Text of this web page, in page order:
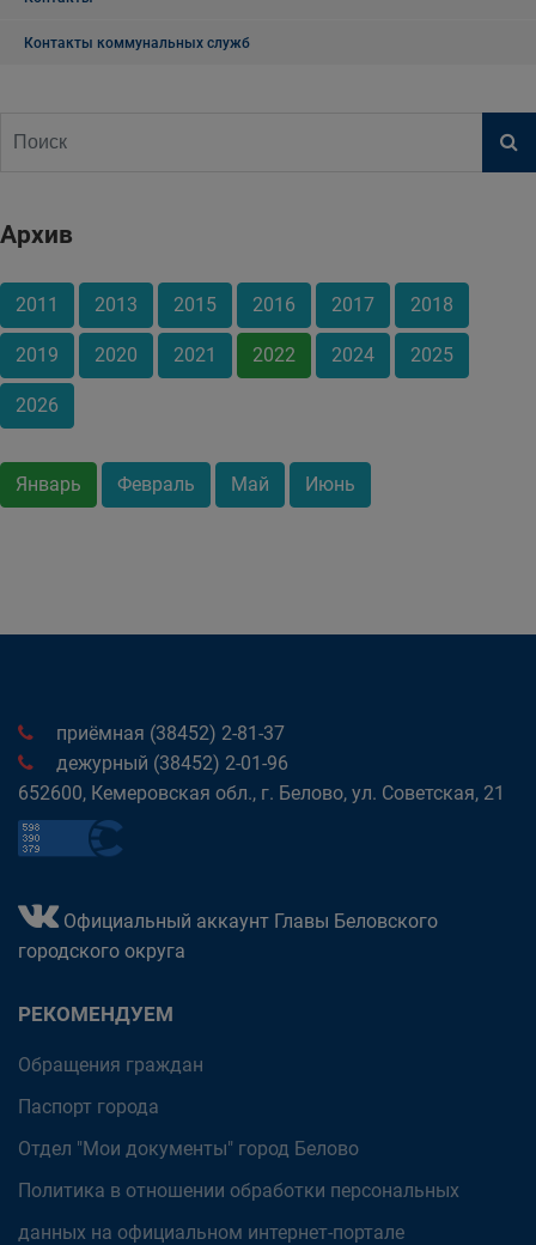
Контакты коммунальных служб
Архив
2011 2013 2015 2016 2017 2018
2019 2020 2021 2022 2024 2025
2026
Январь Февраль Май Июнь
приёмная (38452) 2-81-37
дежурный (38452) 2-01-96
652600, Кемеровская обл., г. Белово, ул. Советская, 21
Официальный аккаунт Главы Беловского
городского округа
РЕКОМЕНДУЕМ
Обращения граждан
Паспорт города
Отдел "Мои документы" город Белово
Политика в отношении обработки персональных
данных на официальном интернет-портале